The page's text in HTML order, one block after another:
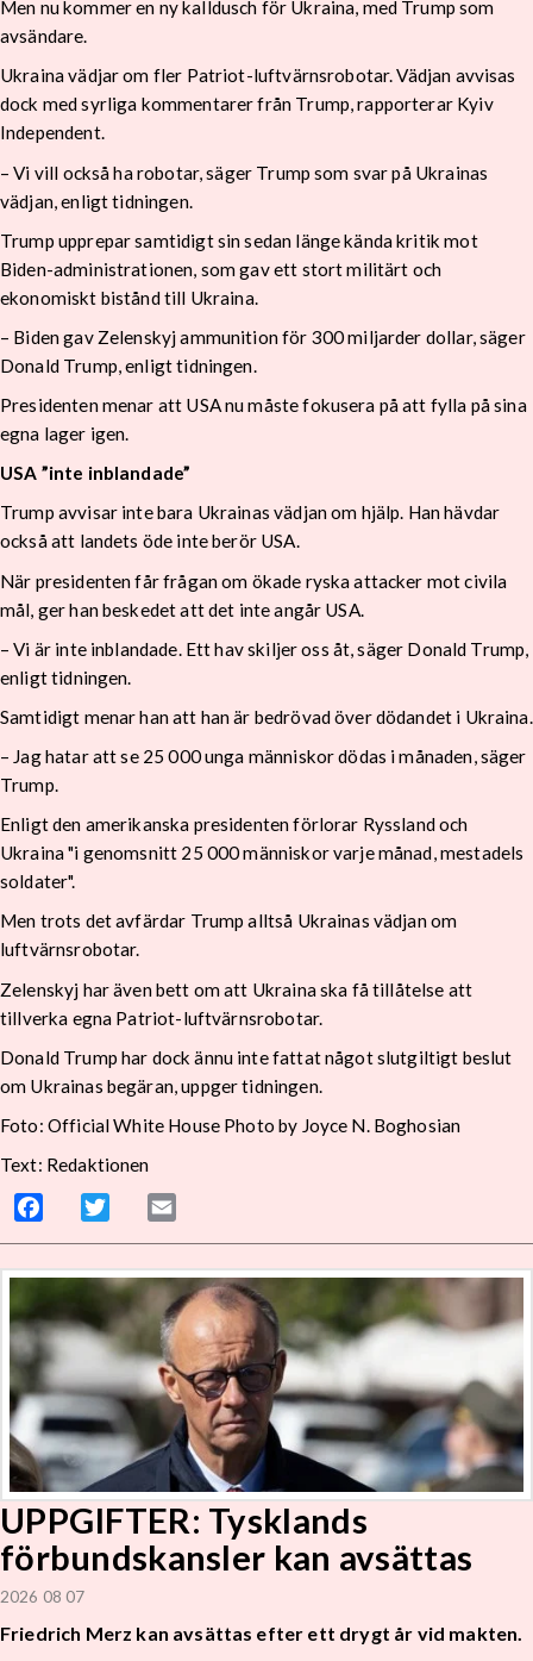
Men nu kommer en ny kalldusch för Ukraina, med Trump som
avsändare.
Ukraina vädjar om fler Patriot-luftvärnsrobotar. Vädjan avvisas
dock med syrliga kommentarer från Trump, rapporterar Kyiv
Independent.
– Vi vill också ha robotar, säger Trump som svar på Ukrainas
vädjan, enligt tidningen.
Trump upprepar samtidigt sin sedan länge kända kritik mot
Biden-administrationen, som gav ett stort militärt och
ekonomiskt bistånd till Ukraina.
– Biden gav Zelenskyj ammunition för 300 miljarder dollar, säger
Donald Trump, enligt tidningen.
Presidenten menar att USA nu måste fokusera på att fylla på sina
egna lager igen.
USA ”inte inblandade”
Trump avvisar inte bara Ukrainas vädjan om hjälp. Han hävdar
också att landets öde inte berör USA.
När presidenten får frågan om ökade ryska attacker mot civila
mål, ger han beskedet att det inte angår USA.
– Vi är inte inblandade. Ett hav skiljer oss åt, säger Donald Trump,
enligt tidningen.
Samtidigt menar han att han är bedrövad över dödandet i Ukraina.
– Jag hatar att se 25 000 unga människor dödas i månaden, säger
Trump.
Enligt den amerikanska presidenten förlorar Ryssland och
Ukraina "i genomsnitt 25 000 människor varje månad, mestadels
soldater".
Men trots det avfärdar Trump alltså Ukrainas vädjan om
luftvärnsrobotar.
Zelenskyj har även bett om att Ukraina ska få tillåtelse att
tillverka egna Patriot-luftvärnsrobotar.
Donald Trump har dock ännu inte fattat något slutgiltigt beslut
om Ukrainas begäran, uppger tidningen.
Foto: Official White House Photo by Joyce N. Boghosian
Text: Redaktionen
Facebook Twitter
UPPGIFTER: Tysklands
förbundskansler kan avsättas
2026 08 07
Friedrich Merz kan avsättas efter ett drygt år vid makten.